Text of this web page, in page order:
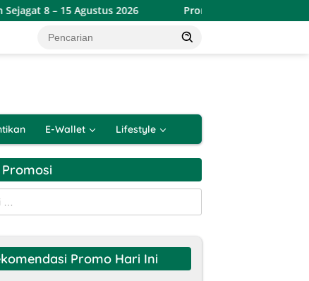
2026 Promo Alfamart Double Date Spesial 8.8
E-Wallet Lifestyle
Promo Hari Ini